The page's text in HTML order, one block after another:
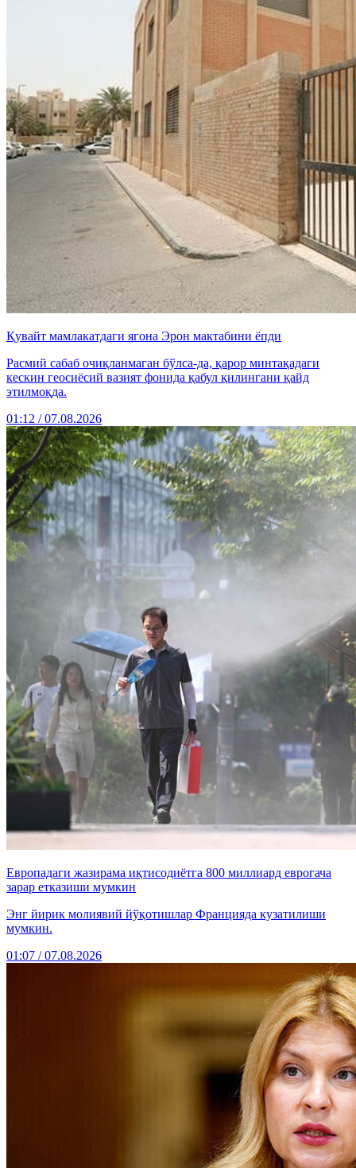
Қувайт мамлакатдаги ягона Эрон мактабини ёпди
Расмий сабаб очиқланмаган бўлса-да, қарор минтақадаги
кескин геосиёсий вазият фонида қабул қилингани қайд
этилмоқда.
01:12 / 07.08.2026
Европадаги жазирама иқтисодиётга 800 миллиард еврогача
зарар етказиши мумкин
Энг йирик молиявий йўқотишлар Францияда кузатилиши
мумкин.
01:07 / 07.08.2026